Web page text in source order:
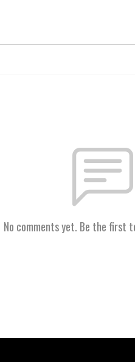
No comments yet. Be the first